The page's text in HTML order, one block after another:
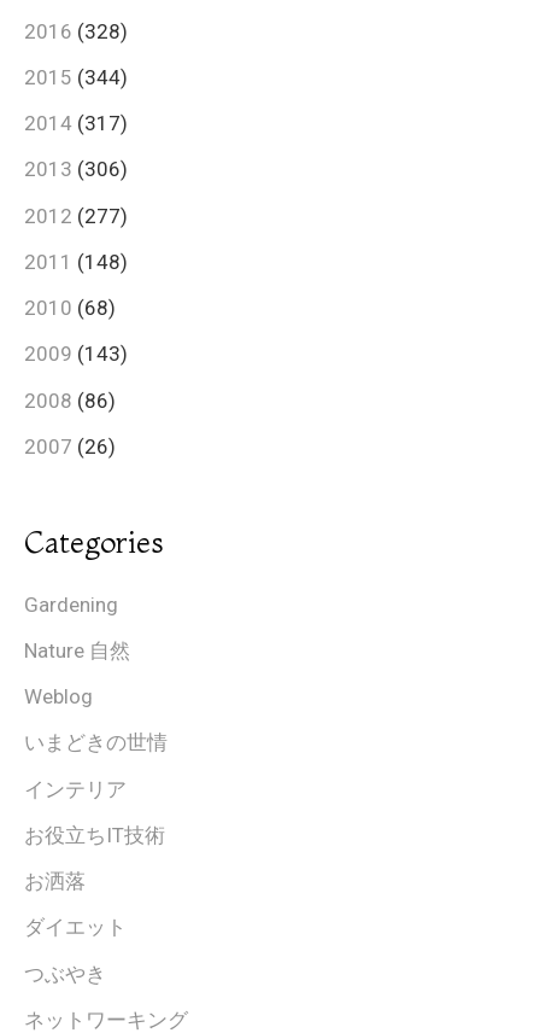
2016 (328)
2015 (344)
2014 (317)
2013 (306)
2012 (277)
2011 (148)
2010 (68)
2009 (143)
2008 (86)
2007 (26)
Categories
Gardening
Nature 自然
Weblog
いまどきの世情
インテリア
お役立ちIT技術
お洒落
ダイエット
つぶやき
ネットワーキング